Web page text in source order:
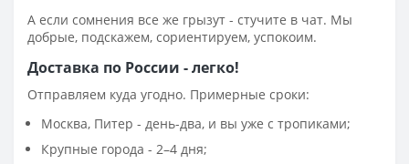
А если сомнения все же грызут - стучите в чат. Мы
добрые, подскажем, сориентируем, успокоим.
Доставка по России - легко!
Отправляем куда угодно. Примерные сроки:
Москва, Питер - день-два, и вы уже с тропиками;
Крупные города - 2–4 дня;